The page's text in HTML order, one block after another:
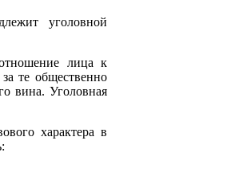
уголовной
лица к
те общественно
вина. Уголовная
характера в